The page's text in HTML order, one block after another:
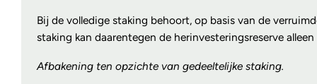
Bij de volledige staking behoort, op basis van de
staking kan daarentegen de herinvesteringsreserve
Afbakening ten opzichte van gedeeltelijke staking.